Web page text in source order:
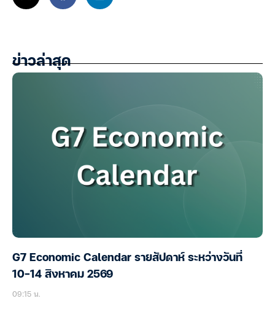
ข่าวล่าสุด
G7 Economic Calendar รายสัปดาห์ ระหว่างวันที่
10-14 สิงหาคม 2569
09:15 น.